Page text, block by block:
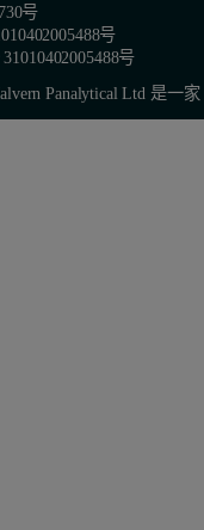
号
号
Panalytical Ltd 是一家